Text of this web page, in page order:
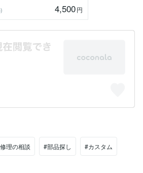
4,500円
理の相談 #部品探し #カスタム